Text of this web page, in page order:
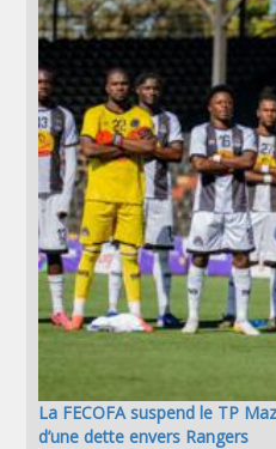
La FECOFA suspend le TP
d’une dette envers Rangers